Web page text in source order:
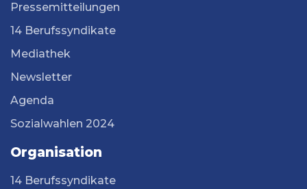
Pressemitteilungen
14 Berufssyndikate
Mediathek
Newsletter
Agenda
Sozialwahlen 2024
Organisation
14 Berufssyndikate